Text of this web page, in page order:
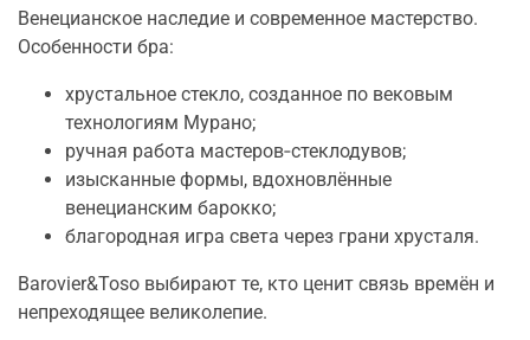
Венецианское наследие и современное мастерство.
Особенности бра:
хрустальное стекло, созданное по вековым
технологиям Мурано;
ручная работа мастеров‑стеклодувов;
изысканные формы, вдохновлённые
венецианским барокко;
благородная игра света через грани хрусталя.
Barovier&Toso выбирают те, кто ценит связь времён и
непреходящее великолепие.